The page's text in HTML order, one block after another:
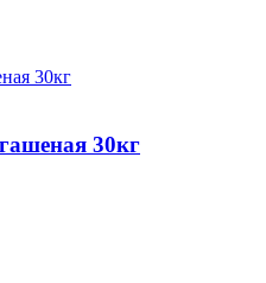
30кг